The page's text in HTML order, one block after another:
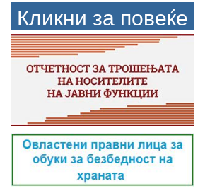
Кликни за повеќе